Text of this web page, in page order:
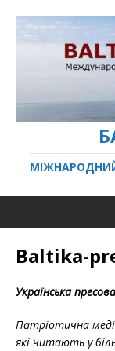
Baltika-
Українська
Патріотична
які читають у